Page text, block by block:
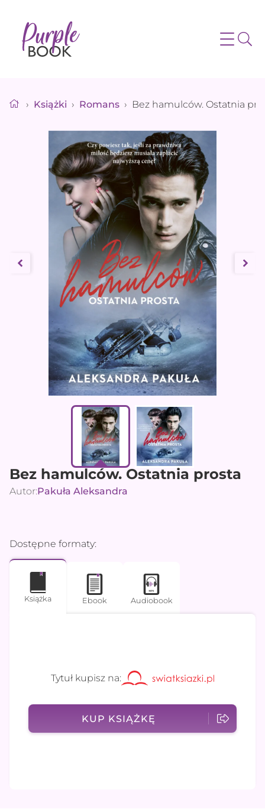
› Książki › Romans › Bez hamulców. Ostatnia
Bez hamulców. Ostatnia prosta
Autor:Pakuła Aleksandra
Dostępne formaty:
Książka Ebook Audiobook
Tytuł kupisz na:
KUP KSIĄŻKĘ